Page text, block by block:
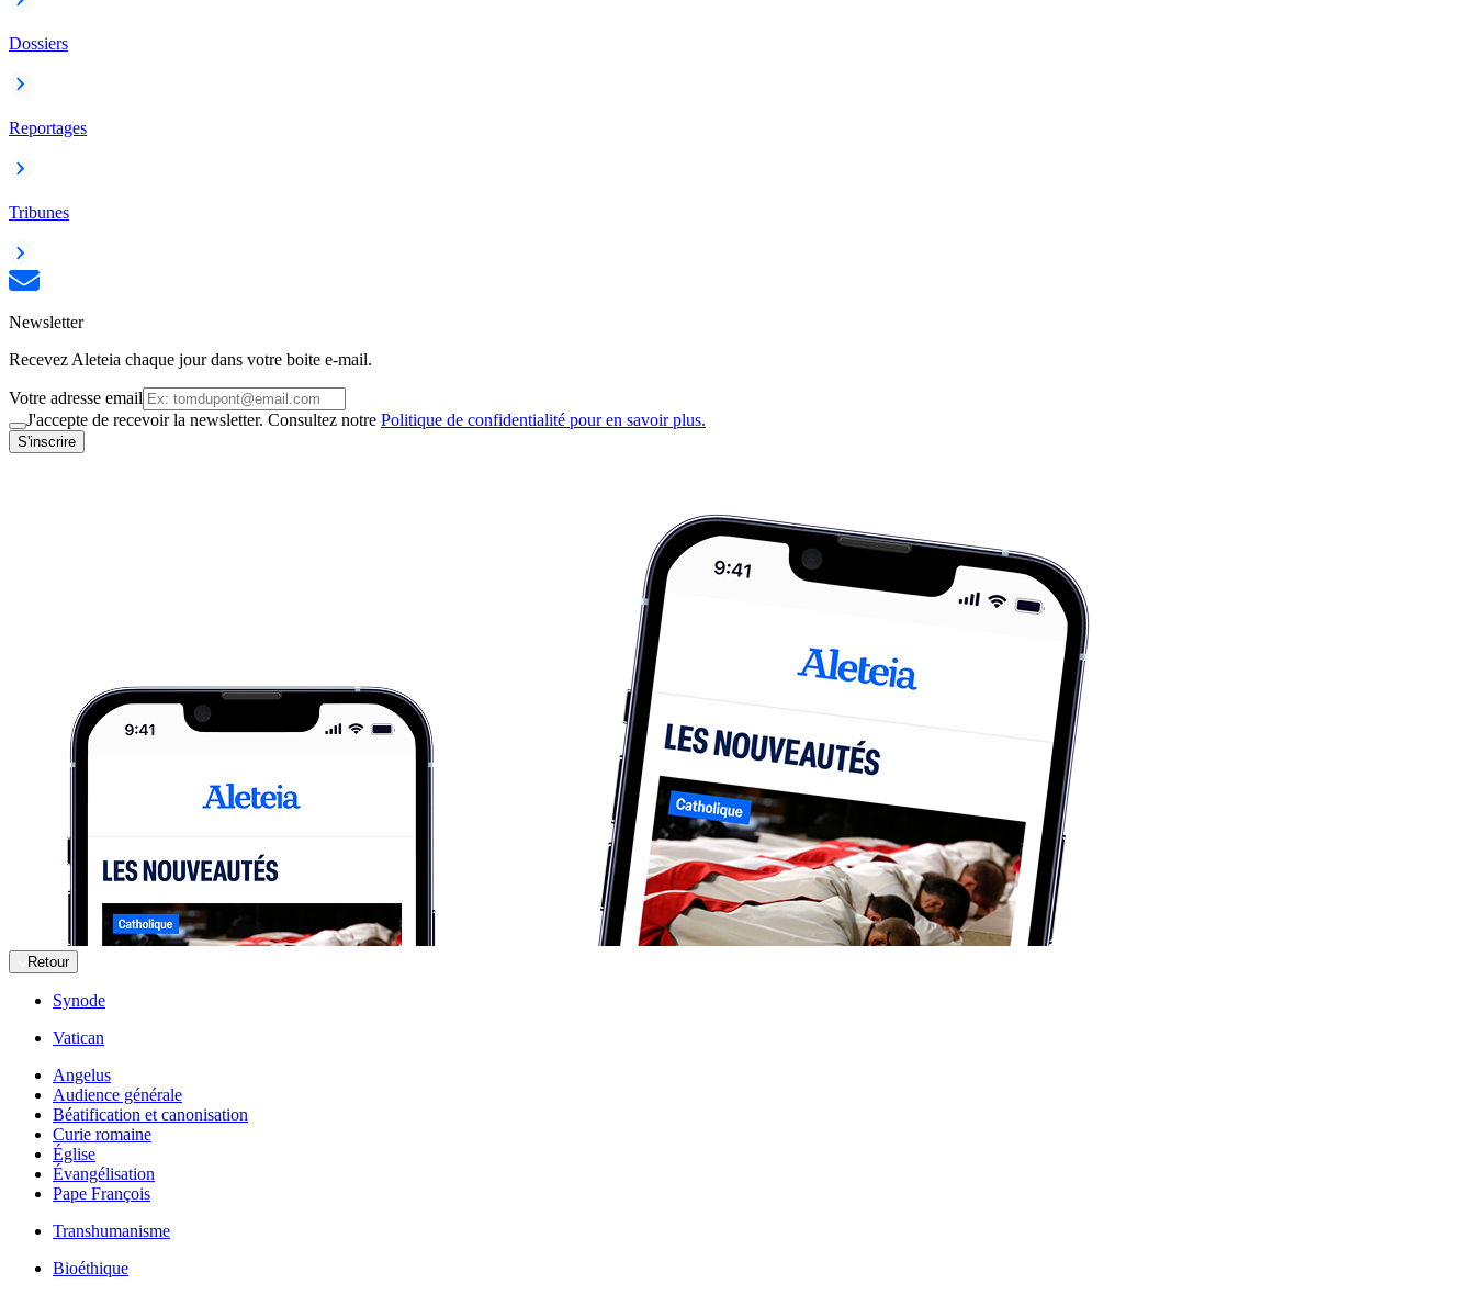
Dossiers
Reportages
Tribunes
Newsletter
Recevez Aleteia chaque jour dans votre boite e-mail.
Votre adresse email
J'accepte de recevoir la newsletter. Consultez notre Politique de confidentialité pour en savoir plus.
S'inscrire
Retour
Synode
Vatican
Angelus
Audience générale
Béatification et canonisation
Curie romaine
Église
Évangélisation
Pape François
Transhumanisme
Bioéthique